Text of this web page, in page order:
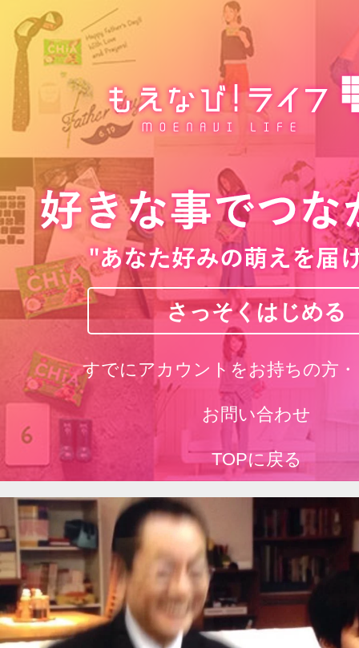
さっそくはじめる
すでにアカウントをお持ちの方
お問い合わせ
TOPに戻る